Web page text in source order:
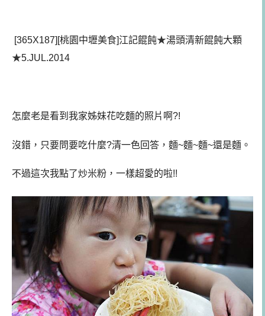
[365X187][桃園中壢美食]江記餛飩★湯頭清新餛飩大顆
★5.JUL.2014
怎麼老是看到我家姊妹花吃麵的照片啊?!
沒錯，只要問要吃什麼?清一色回答，麵~麵~麵~還是麵。
不過這次我點了炒米粉，一樣超愛的啦!!